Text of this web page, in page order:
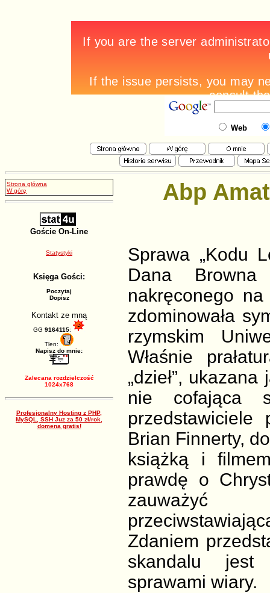
Web
Strona główna
W górę
Goście On-Line
Statystyki
Księga Gości:
Poczytaj
Dopisz
Kontakt ze mną
GG 9164115:
Tlen:
Napisz do mnie:
Zalecana rozdzielczość
1024x768
Profesjonalny Hosting z PHP,
MySQL, SSH Juz za 50 zł/rok,
domena gratis!
Abp
Sprawa „Kodu
Dana
nakręconego
zdominowała
rzymskim
Właśnie
„dzieł”,
nie cofająca
Brian Finnerty,
książką i
prawdę o
zauważyć
Zdaniem
skandalu jest
sprawami wiary.